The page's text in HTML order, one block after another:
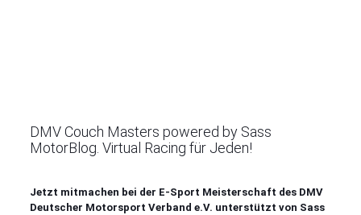
DMV Couch Masters powered by Sass
MotorBlog. Virtual Racing für Jeden!
Jetzt mitmachen bei der E-Sport Meisterschaft des DMV
Deutscher Motorsport Verband e.V. unterstützt von Sass